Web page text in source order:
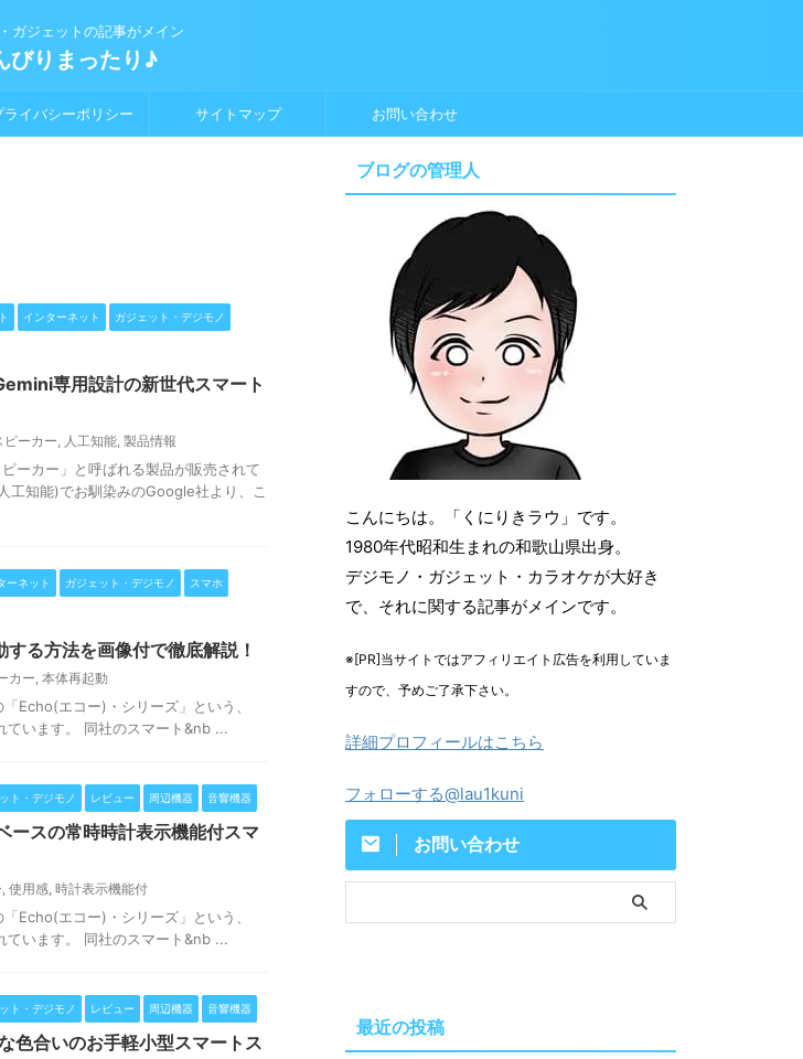
ガジェットの記事がメイン
びりまったり♪
ライバシーポリシー サイトマップ お問い合わせ
インターネット ガジェット・デジモノ
専用設計の新世代スマート
ピーカー, 人工知能, 製品情報
ーカー」と呼ばれる製品が販売されて
工知能)でお馴染みのGoogle社より、こ
ーネット ガジェット・デジモノ スマホ
る方法を画像付で徹底解説！
カー, 本体再起動
Echo(エコー)・シリーズ」という、
ています。 同社のスマート&nb ...
ト・デジモノ レビュー 周辺機器 音響機器
スの常時時計表示機能付スマ
, 使用感, 時計表示機能付
Echo(エコー)・シリーズ」という、
ています。 同社のスマート&nb ...
ト・デジモノ レビュー 周辺機器 音響機器
色合いのお手軽小型スマートス
ブログの管理人
こんにちは。「くにりきラウ」です。
1980年代昭和生まれの和歌山県出身。
デジモノ・ガジェット・カラオケが大好き
で、それに関する記事がメインです。
※[PR]当サイトではアフィリエイト広告を利用していま
すので、予めご了承下さい。
詳細プロフィールはこちら
フォローする@lau1kuni
お問い合わせ
最近の投稿